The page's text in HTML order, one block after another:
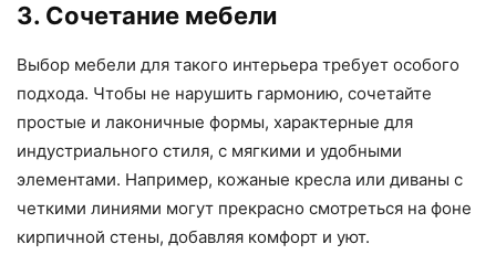
3. Сочетание мебели
Выбор мебели для такого интерьера требует особого
подхода. Чтобы не нарушить гармонию, сочетайте
простые и лаконичные формы, характерные для
индустриального стиля, с мягкими и удобными
элементами. Например, кожаные кресла или диваны с
четкими линиями могут прекрасно смотреться на фоне
кирпичной стены, добавляя комфорт и уют.